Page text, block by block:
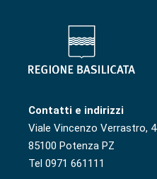
Contatti e indirizzi
Viale Vincenzo Verrastro, 4
85100 Potenza PZ
Tel 0971 661111